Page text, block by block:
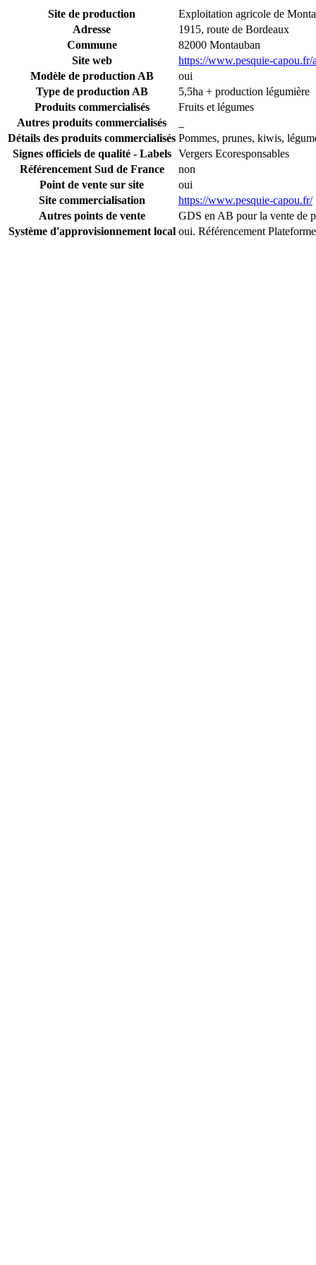
Site de production
Exploitation agricole de
Adresse
1915, route de Bordeaux
Commune
82000 Montauban
Site web
https://www.pesquie-capou.fr/
Modèle de production AB
oui
Type de production AB
5,5ha + production légumière
Produits commercialisés
Fruits et légumes
Autres produits commercialisés
Détails des produits commercialisés Pommes, prunes, kiwis,
Signes officiels de qualité - Labels
Vergers Ecoresponsables
Référencement Sud de France
non
Point de vente sur site
oui
Site commercialisation
https://www.pesquie-capou.fr/
Autres points de vente
GDS en AB pour la vente de
Système d'approvisionnement local oui. Référencement